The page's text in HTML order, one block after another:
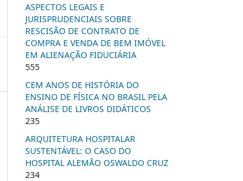
ASPECTOS LEGAIS E
JURISPRUDENCIAIS SOBRE
RESCISÃO DE CONTRATO DE
COMPRA E VENDA DE BEM IMÓVEL
EM ALIENAÇÃO FIDUCIÁRIA
555
CEM ANOS DE HISTÓRIA DO
ENSINO DE FÍSICA NO BRASIL PELA
ANÁLISE DE LIVROS DIDÁTICOS
235
ARQUITETURA HOSPITALAR
SUSTENTÁVEL: O CASO DO
HOSPITAL ALEMÃO OSWALDO CRUZ
234